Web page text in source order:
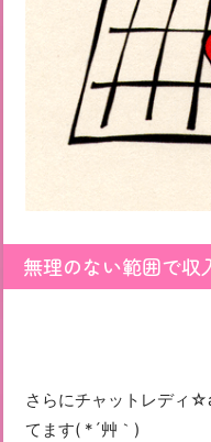
無理のない範囲で収
さらにチャットレディ
てます( *´艸｀)